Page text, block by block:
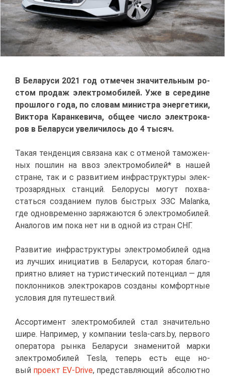
В Бе­ла­ру­си 2021 год от­ме­чен зна­чи­тель­ным ро­
стом про­даж элек­тро­мо­би­лей. Уже в се­ре­дине
про­шло­го го­да, по сло­вам ми­ни­стра энер­ге­ти­ки,
Вик­то­ра Ка­ран­ке­ви­ча, об­щее чис­ло элек­тро­ка­
ров в Бе­ла­ру­си уве­ли­чи­лось до 4 ты­сяч.
Та­кая тен­ден­ция свя­за­на как с от­ме­ной та­мо­жен­
ных по­шлин на ввоз элек­тро­мо­би­лей* в на­шей
стране, так и с раз­ви­ти­ем ин­фра­струк­ту­ры элек­
тро­за­ряд­ных стан­ций. Бе­ло­ру­сы мо­гут по­хва­
стать­ся со­зда­ни­ем пу­лов быст­рых ЭЗС Malanka,
где од­но­вре­мен­но за­ря­жа­ют­ся 6 элек­тро­мо­би­лей.
Ана­ло­гов им по­ка нет ни в од­ной из стран СНГ.
Раз­ви­тие ин­фра­струк­ту­ры элек­тро­мо­би­лей од­на
из луч­ших ини­ци­а­тив в Бе­ла­ру­си, ко­то­рая бла­го­
при­ят­но вли­я­ет на ту­ри­сти­че­ский по­тен­ци­ал — для
по­клон­ни­ков элек­тро­ка­ров со­зда­ны ком­форт­ные
усло­вия для пу­те­ше­ствий.
Ас­сор­ти­мент элек­тро­мо­би­лей стал зна­чи­тель­но
ши­ре. На­при­мер, у ком­па­нии tesla-cars.by, пер­во­го
опе­ра­то­ра рын­ка Бе­ла­ру­си зна­ме­ни­той мар­ки
элек­тро­мо­би­лей Tesla, те­перь есть еще но­
вый про­ект EV-Drive, пред­став­ля­ю­щий аб­со­лют­но